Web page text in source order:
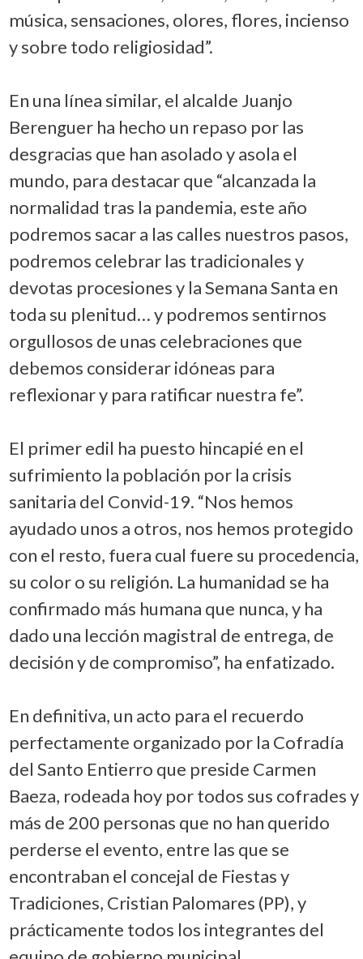
música, sensaciones, olores, flores, incienso
y sobre todo religiosidad”.
En una línea similar, el alcalde Juanjo
Berenguer ha hecho un repaso por las
desgracias que han asolado y asola el
mundo, para destacar que “alcanzada la
normalidad tras la pandemia, este año
podremos sacar a las calles nuestros pasos,
podremos celebrar las tradicionales y
devotas procesiones y la Semana Santa en
toda su plenitud… y podremos sentirnos
orgullosos de unas celebraciones que
debemos considerar idóneas para
reflexionar y para ratificar nuestra fe”.
El primer edil ha puesto hincapié en el
sufrimiento la población por la crisis
sanitaria del Convid-19. “Nos hemos
ayudado unos a otros, nos hemos protegido
con el resto, fuera cual fuere su procedencia,
su color o su religión. La humanidad se ha
confirmado más humana que nunca, y ha
dado una lección magistral de entrega, de
decisión y de compromiso”, ha enfatizado.
En definitiva, un acto para el recuerdo
perfectamente organizado por la Cofradía
del Santo Entierro que preside Carmen
Baeza, rodeada hoy por todos sus cofrades y
más de 200 personas que no han querido
perderse el evento, entre las que se
encontraban el concejal de Fiestas y
Tradiciones, Cristian Palomares (PP), y
prácticamente todos los integrantes del